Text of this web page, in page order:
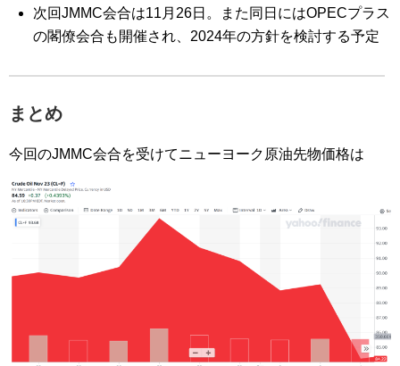
次回JMMC会合は11月26日。また同日にはOPECプラス
の閣僚会合も開催され、2024年の方針を検討する予定
まとめ
今回のJMMC会合を受けてニューヨーク原油先物価格は